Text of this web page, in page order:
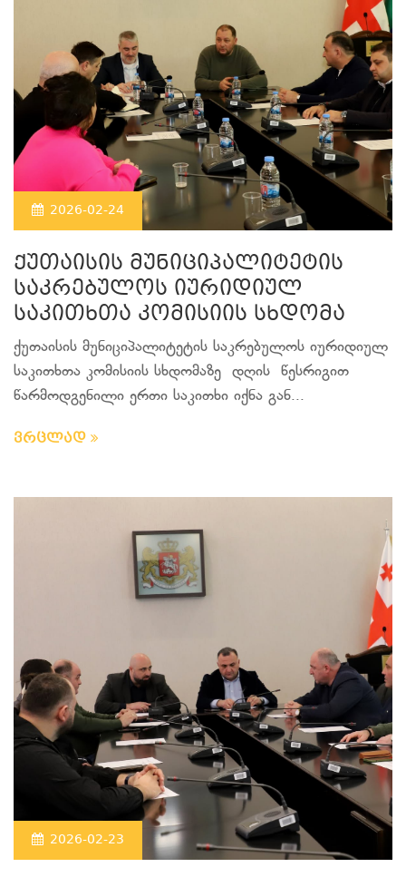
2026-02-24
ქუთაისის მუნიციპალიტეტის
საკრებულოს იურიდიულ
საკითხთა კომისიის სხდომა
ქუთაისის მუნიციპალიტეტის საკრებულოს იურიდიულ
საკითხთა კომისიის სხდომაზე დღის წესრიგით
წარმოდგენილი ერთი საკითხი იქნა გან...
ვრცლად
2026-02-23